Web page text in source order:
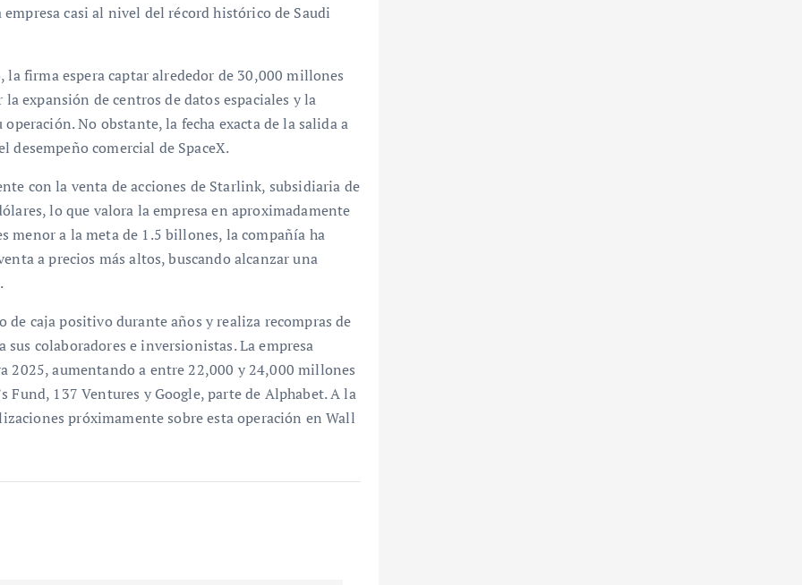
casi al nivel del récord histórico de Saudi
firma espera captar alrededor de 30,000 millones
expansión de centros de datos espaciales y la
No obstante, la fecha exacta de la salida a
desempeño comercial de SpaceX.
con la venta de acciones de Starlink, subsidiaria de
lo que valora la empresa en aproximadamente
a la meta de 1.5 billones, la compañía ha
a precios más altos, buscando alcanzar una
caja positivo durante años y realiza recompras de
colaboradores e inversionistas. La empresa
2025, aumentando a entre 22,000 y 24,000 millones
Fund, 137 Ventures y Google, parte de Alphabet. A la
próximamente sobre esta operación en Wall